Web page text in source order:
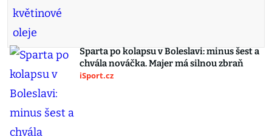
Sparta po kolapsu v Boleslavi: minus šest a
chvála nováčka. Majer má silnou zbraň
iSport.cz